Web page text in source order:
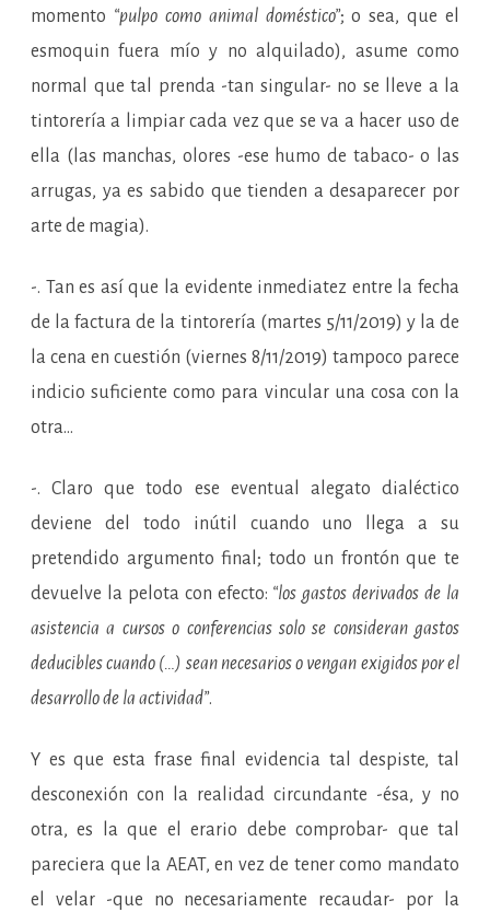
momento “pulpo como animal doméstico”; o sea, que el
esmoquin fuera mío y no alquilado), asume como
normal que tal prenda -tan singular- no se lleve a la
tintorería a limpiar cada vez que se va a hacer uso de
ella (las manchas, olores -ese humo de tabaco- o las
arrugas, ya es sabido que tienden a desaparecer por
arte de magia).
-. Tan es así que la evidente inmediatez entre la fecha
de la factura de la tintorería (martes 5/11/2019) y la de
la cena en cuestión (viernes 8/11/2019) tampoco parece
indicio suficiente como para vincular una cosa con la
otra…
-. Claro que todo ese eventual alegato dialéctico
deviene del todo inútil cuando uno llega a su
pretendido argumento final; todo un frontón que te
devuelve la pelota con efecto: “los gastos derivados de la
asistencia a cursos o conferencias solo se consideran gastos
deducibles cuando (…) sean necesarios o vengan exigidos por el
desarrollo de la actividad”.
Y es que esta frase final evidencia tal despiste, tal
desconexión con la realidad circundante -ésa, y no
otra, es la que el erario debe comprobar- que tal
pareciera que la AEAT, en vez de tener como mandato
el velar -que no necesariamente recaudar- por la